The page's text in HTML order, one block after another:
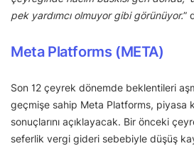
pek yardımcı olmuyor gibi görünüyor.”
Meta Platforms (META)
Son 12 çeyrek dönemde beklentileri
geçmişe sahip Meta Platforms, piyasa
sonuçlarını açıklayacak. Bir önceki
seferlik vergi gideri sebebiyle düşüş